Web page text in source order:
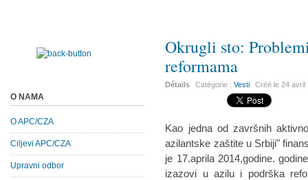
Okrugli sto:
reformama
Détails Catégorie :Vesti Créé le24 avril
Kao jedna od završnih
azilantske zaštite u Srbiji"
je 17.aprila 2014,godine.
izazovi u azilu i podrška
O NAMA
O APC/CZA
Ciljevi APC/CZA
Upravni odbor